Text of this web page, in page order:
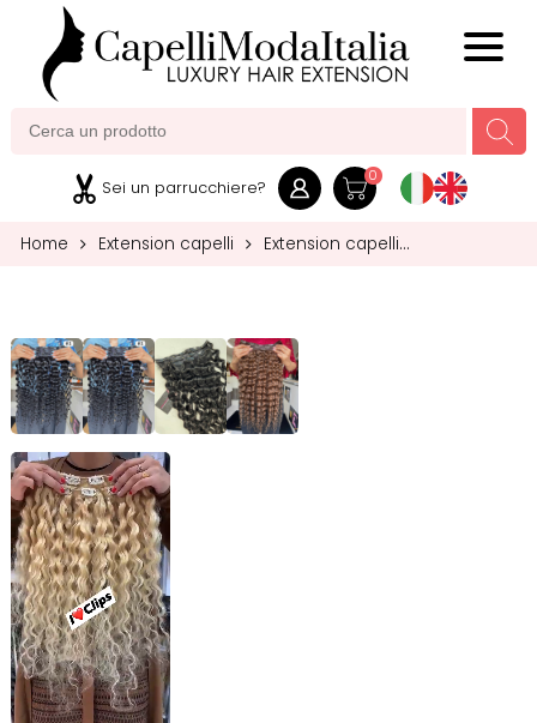
Sei un parrucchiere?
0
Home Extension capelli
Extension capelli